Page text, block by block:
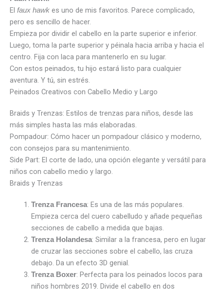
El faux hawk es uno de mis favoritos. Parece complicado,
pero es sencillo de hacer.
Empieza por dividir el cabello en la parte superior e inferior.
Luego, toma la parte superior y péinala hacia arriba y hacia el
centro. Fija con laca para mantenerlo en su lugar.
Con estos peinados, tu hijo estará listo para cualquier
aventura. Y tú, sin estrés.
Peinados Creativos con Cabello Medio y Largo
Braids y Trenzas: Estilos de trenzas para niños, desde las
más simples hasta las más elaboradas.
Pompadour: Cómo hacer un pompadour clásico y moderno,
con consejos para su mantenimiento.
Side Part: El corte de lado, una opción elegante y versátil para
niños con cabello medio y largo.
Braids y Trenzas
Trenza Francesa: Es una de las más populares.
Empieza cerca del cuero cabelludo y añade pequeñas
secciones de cabello a medida que bajas.
Trenza Holandesa: Similar a la francesa, pero en lugar
de cruzar las secciones sobre el cabello, las cruza
debajo. Da un efecto 3D genial.
Trenza Boxer: Perfecta para los peinados locos para
niños hombres 2019. Divide el cabello en dos